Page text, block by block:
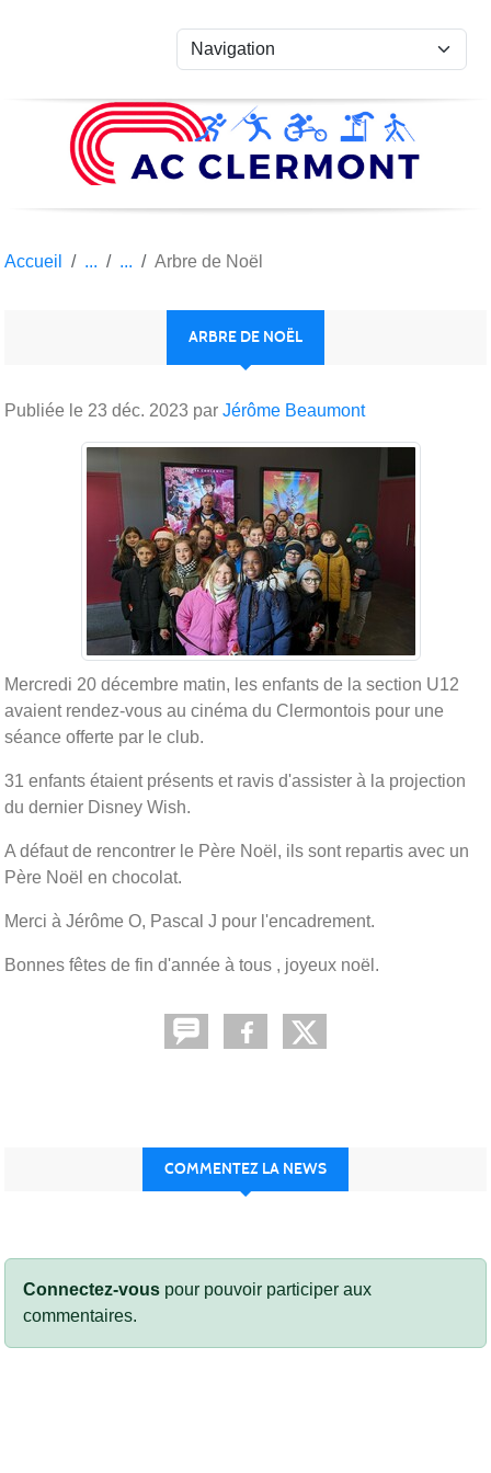
Accueil Arbre de Noël
ARBRE DE NOËL
Publiée le 23 déc. 2023 par Jérôme Beaumont
Mercredi 20 décembre matin, les enfants de la section U12
avaient rendez-vous au cinéma du Clermontois pour une
séance offerte par le club.
31 enfants étaient présents et ravis d'assister à la projection
du dernier Disney Wish.
A défaut de rencontrer le Père Noël, ils sont repartis avec un
Père Noël en chocolat.
Merci à Jérôme O, Pascal J pour l'encadrement.
Bonnes fêtes de fin d'année à tous , joyeux noël.
COMMENTEZ LA NEWS
Connectez-vous pour pouvoir participer aux
commentaires.